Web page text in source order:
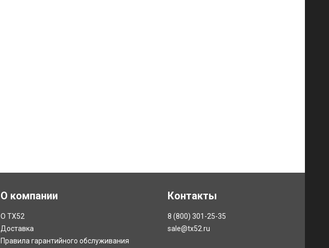
О компании
О ТХ52
Доставка
Правила гарантийного обслуживания
Контакты
8 (800) 301-25-35
sale@tx52.ru